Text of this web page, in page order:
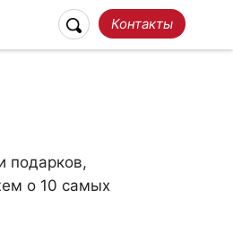
Контакты
подарков,
о 10 самых